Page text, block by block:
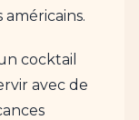
cocktail
avec de